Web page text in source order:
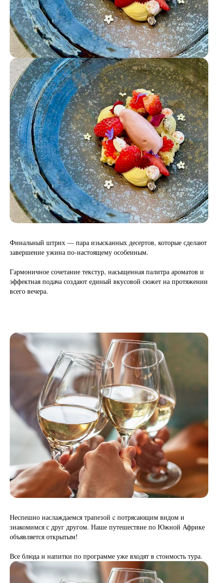
Финальный штрих — пара изысканных десертов, которые сделают
завершение ужина по‑настоящему особенным.
Гармоничное сочетание текстур, насыщенная палитра ароматов и
эффектная подача создают единый вкусовой сюжет на протяжении
всего вечера.
Неспешно наслаждаемся трапезой c потрясающим видом и
знакомимся с друг другом. Наше путешествие по Южной Африке
объявляется открытым!
Все блюда и напитки по программе уже входят в стоимость тура.